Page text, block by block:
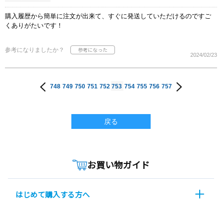
購入履歴から簡単に注文が出来て、すぐに発送していただけるのですご
くありがたいです！
参考になりましたか？
2024/02/23
748 749 750 751 752 753 754 755 756 757
戻る
お買い物ガイド
はじめて購入する方へ